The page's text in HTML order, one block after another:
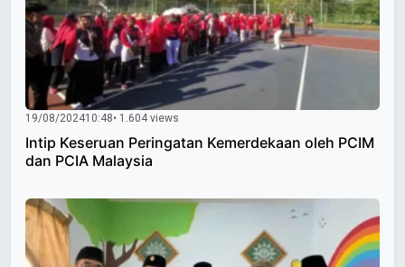
19/08/202410:48• 1.604 views
Intip Keseruan Peringatan Kemerdekaan oleh PCIM
dan PCIA Malaysia